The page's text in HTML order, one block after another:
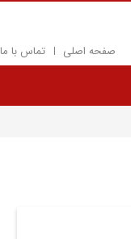
صفحه اصلی تماس با ما